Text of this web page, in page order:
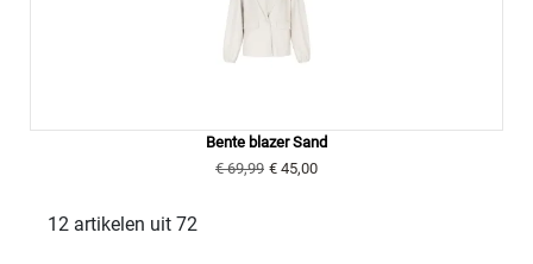
Bente blazer Sand
€ 69,99 € 45,00
12 artikelen uit 72